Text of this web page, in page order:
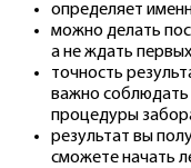
определяет
можно делать
а не ждать
точность
важно соблюдать
процедуры
результат вы
сможете начать